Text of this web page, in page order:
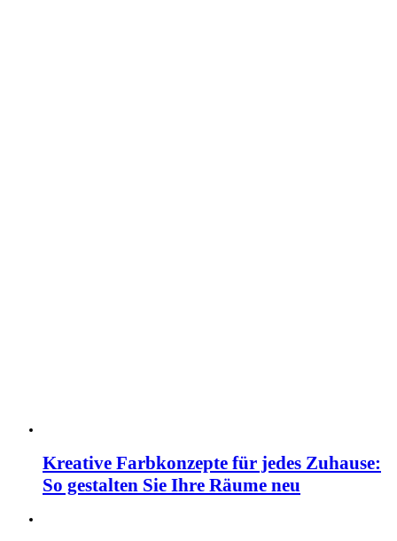
Kreative Farbkonzepte für jedes Zuhause:
So gestalten Sie Ihre Räume neu